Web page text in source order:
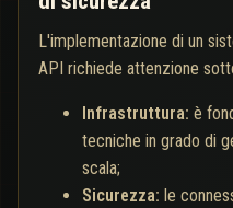
L'implementazione di un
API richiede attenzione
Infrastruttura: è
tecniche in grado di
scala;
Sicurezza: le